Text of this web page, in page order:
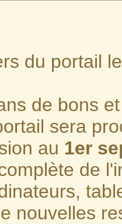
du portail
de bons
sera
au 1er
de
nouvelles